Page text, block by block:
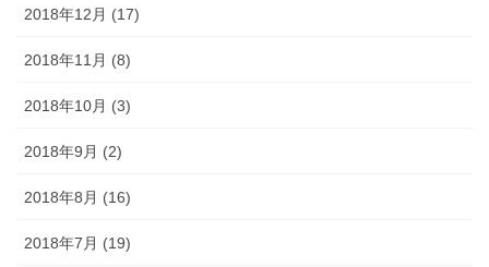
2018年12月 (17)
2018年11月 (8)
2018年10月 (3)
2018年9月 (2)
2018年8月 (16)
2018年7月 (19)